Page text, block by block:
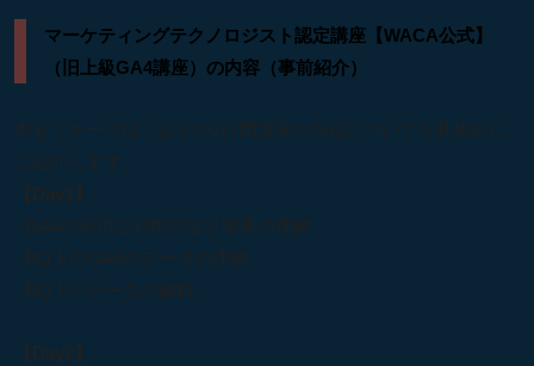
マーケティングテクノロジスト認定講座【WACA公式】
（旧上級GA4講座）の内容（事前紹介）
本セミナーでは、以下の2日間講座の内容についても具体的に
【Day1】
- GA4の有用な利用方法と限界の理解
- BQ上のGA4のデータの理解
- BQ上のデータの解析
【Day2】